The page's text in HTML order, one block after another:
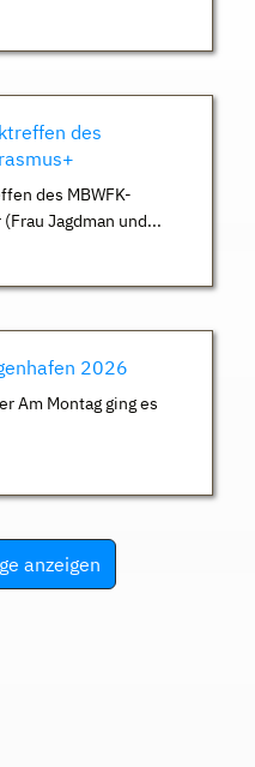
des
des MBWFK-
Jagdman und...
2026
Am Montag ging es
anzeigen